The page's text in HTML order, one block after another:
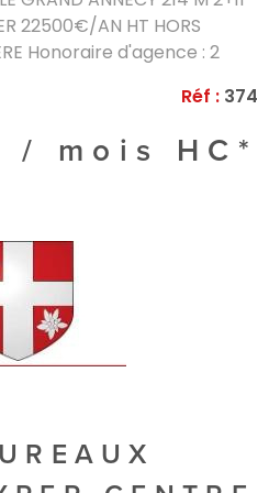
22500€/AN HT HORS
Honoraire d'agence : 2
demande
Réf : 374
/ mois HC*
LE BIEN